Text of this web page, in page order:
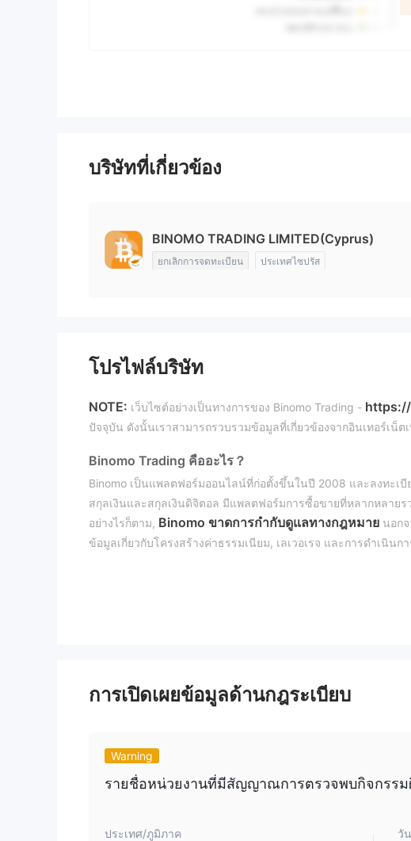
บริษัทที่เกี่ยวข้อง
BINOMO TRADING LIMITED(Cyprus)
ยกเลิกการจดทะเบียน ประเทศไซปรัส
โปรไฟล์บริษัท
NOTE: เว็บไซต์อย่างเป็นทางการของ Binomo Trading -
ปัจจุบัน ดังนั้นเราสามารถรวบรวมข้อมูลที่เกี่ยวข้องจากอินเทอร์เน็
Binomo Trading คืออะไร？
Binomo เป็นแพลตฟอร์มออนไลน์ที่ก่อตั้งขึ้นในปี 2008 และลงทะเ
สกุลเงินและสกุลเงินดิจิตอล มีแพลตฟอร์มการซื้อขายที่หลากหลายร
อย่างไรก็ตาม, Binomo ขาดการกำกับดูแลทางกฎหมาย นอก
ข้อมูลเกี่ยวกับโครงสร้างค่าธรรมเนียม, เลเวอเรจ และการดำเนินกา
: ด้วยตัวเลือกเช่น
ข้อเสีย:
เครื่องมือการซื้อขายในตลาดจำกัด
ของสินทรัพย์เหมือนบางแพลตฟอร์มการซื้อขายอื่น
: เว็บไซต์ยังไม่สามารถใช้งานได้ในปัจจุบัน ไม่มีข้อมูล
การเปิดเผยข้อมูลด้านกฎระเบียบ
Warning
รายชื่อหน่วยงานที่มีสัญญาณการตรวจพบกิจกรรม
ประเทศ/ภูมิภาค วั